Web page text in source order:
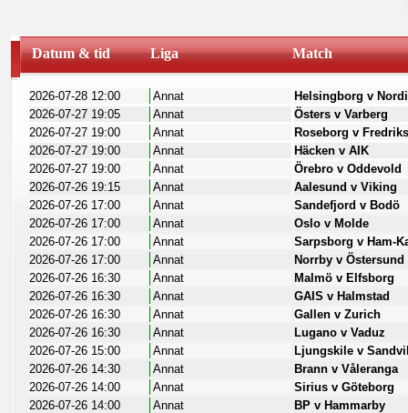
Datum & tid Liga Match
2026-07-28 12:00 Annat
Helsingborg v
2026-07-27 19:05
Annat
Östers v Varberg
2026-07-27 19:00
Annat
Roseborg v
2026-07-27 19:00
Annat
Häcken v AIK
2026-07-27 19:00
Annat
Örebro v Oddevold
2026-07-26 19:15
Annat
Aalesund v Viking
2026-07-26 17:00
Annat
Sandefjord v Bodö
2026-07-26 17:00
Annat
Oslo v Molde
2026-07-26 17:00
Annat
Sarpsborg v Ham-
2026-07-26 17:00
Annat
Norrby v Östersund
2026-07-26 16:30
Annat
Malmö v Elfsborg
2026-07-26 16:30
Annat
GAIS v Halmstad
2026-07-26 16:30
Annat
Gallen v Zurich
2026-07-26 16:30
Annat
Lugano v Vaduz
2026-07-26 15:00
Annat
Ljungskile v
2026-07-26 14:30
Annat
Brann v Våleranga
2026-07-26 14:00
Annat
Sirius v Göteborg
2026-07-26 14:00
Annat
BP v Hammarby